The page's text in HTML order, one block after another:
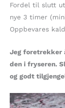
Fordel til slutt
nye 3 timer
Oppbevares
Jeg foretrekker
den i fryseren.
og godt